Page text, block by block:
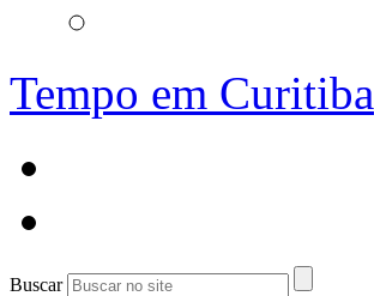
Tempo em Curitiba
Buscar